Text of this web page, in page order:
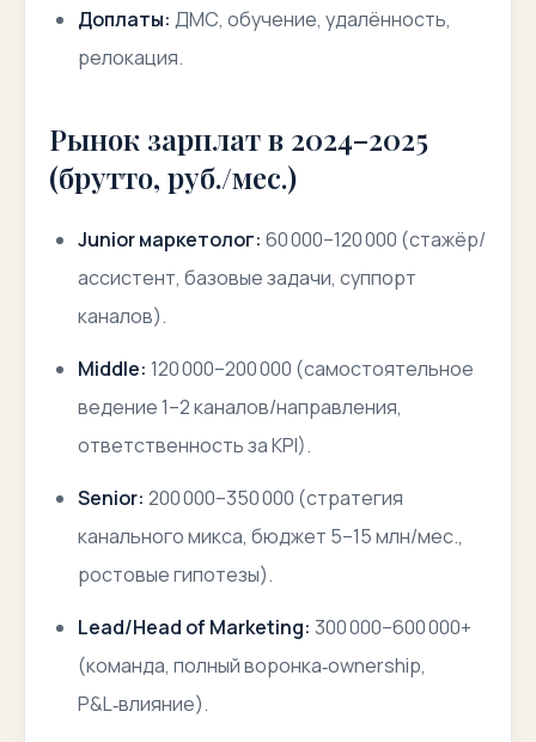
Доплаты: ДМС, обучение, удалённость,
релокация.
Рынок зарплат в 2024–2025
(брутто, руб./мес.)
Junior маркетолог: 60 000–120 000 (стажёр/
ассистент, базовые задачи, суппорт
каналов).
Middle: 120 000–200 000 (самостоятельное
ведение 1–2 каналов/направления,
ответственность за KPI).
Senior: 200 000–350 000 (стратегия
канального микса, бюджет 5–15 млн/мес.,
ростовые гипотезы).
Lead/Head of Marketing: 300 000–600 000+
(команда, полный воронка‑ownership,
P&L‑влияние).